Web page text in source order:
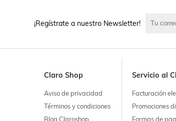
¡Regístrate a nuestro Newsletter!
Claro Shop
Aviso de privacidad
Términos y condiciones
Blog Claroshop
Servicio al
Facturación
Promociones
Formas de